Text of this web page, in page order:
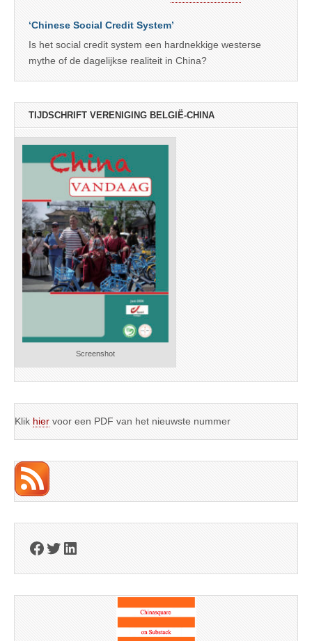
‘Chinese Social Credit System’
Is het social credit system een hardnekkige westerse
mythe of de dagelijkse realiteit in China?
TIJDSCHRIFT VERENIGING BELGIË-CHINA
Screenshot
Klik hier voor een PDF van het nieuwste nummer
Facebook
Twitter
LinkedIn